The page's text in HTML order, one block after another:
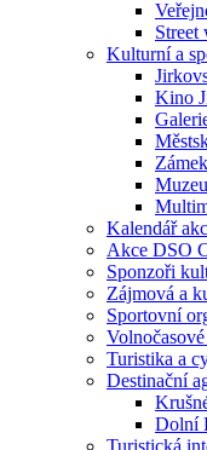
Street
Kulturní a
Kino
Kalendář
Akce DSO
Sponzoři
Zájmová a
Sportovní
Turistika a
Destinační
Dolní
Turistická